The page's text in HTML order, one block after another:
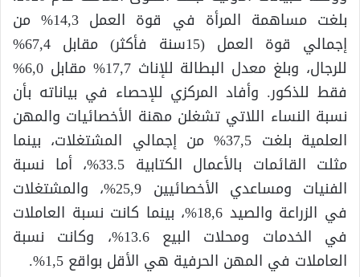
بلغت مساهمة المرأة في قوة العمل 14,3% من
إجمالي قوة العمل (15سنة فأكثر) مقابل 67,4%
للرجال، وبلغ معدل البطالة للإناث 17,7% مقابل 6,0%
فقط للذكور. وأفاد المركزي للإحصاء في بياناته بأن
نسبة النساء اللاتي تشغلن مهنة الأخصائيات والمهن
العلمية بلغت 37,5% من إجمالي المشتغلات، بينما
مثلت القائمات بالأعمال الكتابية 33.5%، أما نسبة
الفنيات ومساعدي الأخصائيين 25,9%، والمشتغلات
في الزراعة والصيد 18,6%، بينما كانت نسبة العاملات
في الخدمات ومحلات البيع 13.6%، وكانت نسبة
العاملات في المهن الحرفية هي الأقل بواقع 1,5%.